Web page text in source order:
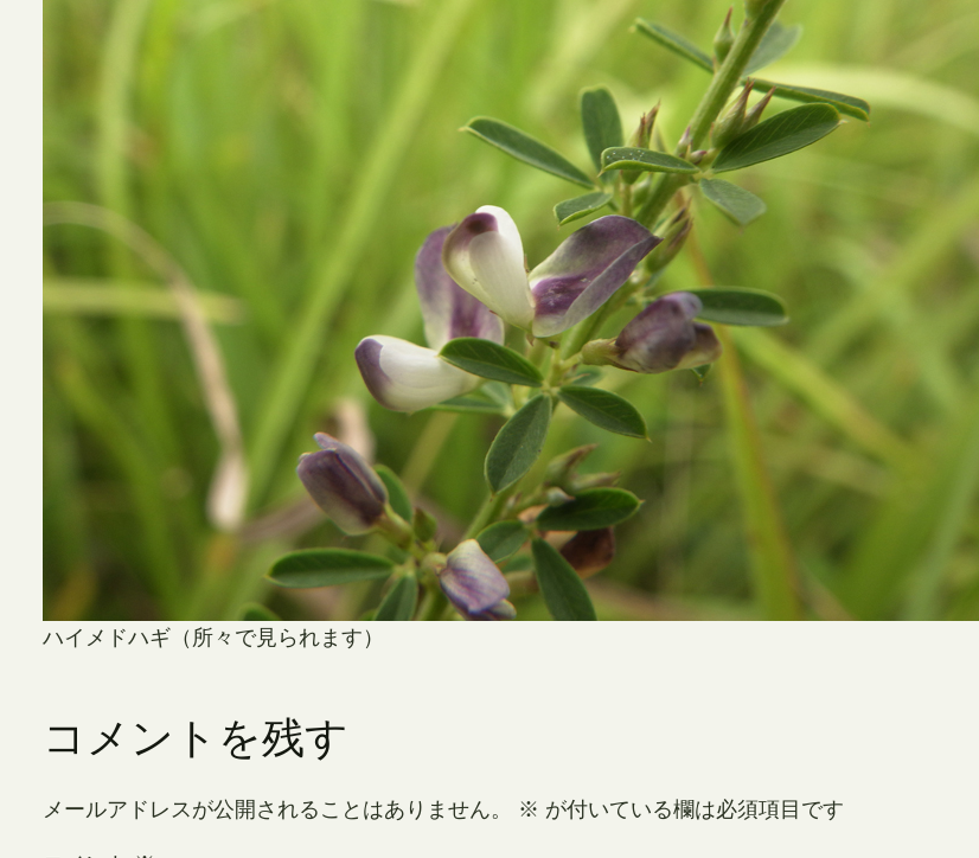
ハイメドハギ（所々で見られます）
コメントを残す
メールアドレスが公開されることはありません。 ※ が付いている欄は必須項目です